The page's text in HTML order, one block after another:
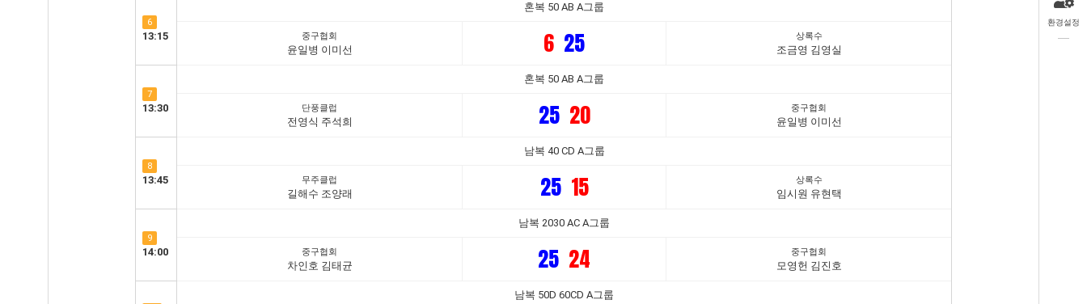
6
13:15
혼복 50 AB A그룹
중구협회
윤일병 이미선 6 25 상록수
조금영 김영실
7
13:30
혼복 50 AB A그룹
단풍클럽
전영식 주석희 25 20 중구협회
윤일병 이미선
8
13:45
남복 40 CD A그룹
무주클럽
길해수 조양래 25 15 상록수
임시원 유현택
9
14:00
남복 2030 AC A그룹
중구협회
차인호 김태균 25 24 중구협회
모영헌 김진호
남복 50D 60CD A그룹
환경설정